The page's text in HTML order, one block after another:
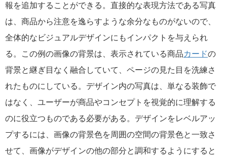
報を追加することができる。直接的な表現方法である写真
は、商品から注意を逸らすような余分なものがないので、
全体的なビジュアルデザインにもインパクトを与えられ
る。この例の画像の背景は、表示されている商品カードの
背景と継ぎ目なく融合していて、ページの見た目を洗練さ
れたものにしている。デザイン内の写真は、単なる装飾で
はなく、ユーザーが商品やコンセプトを視覚的に理解する
のに役立つものである必要がある。デザインをレベルアッ
プするには、画像の背景色を周囲の空間の背景色と一致さ
せて、画像がデザインの他の部分と調和するようにすると